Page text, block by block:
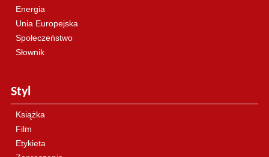
Energia
Unia Europejska
Społeczeństwo
Słownik
Styl
Książka
Film
Etykieta